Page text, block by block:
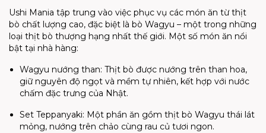
Ushi Mania tập trung vào việc phục vụ các món ăn từ thịt
bò chất lượng cao, đặc biệt là bò Wagyu – một trong những
loại thịt bò thượng hạng nhất thế giới. Một số món ăn nổi
bật tại nhà hàng:
Wagyu nướng than: Thịt bò được nướng trên than hoa,
giữ nguyên độ ngọt và mềm tự nhiên, kết hợp với nước
chấm đặc trưng của Nhật.
Set Teppanyaki: Một phần ăn gồm thịt bò Wagyu thái lát
mỏng, nướng trên chảo cùng rau củ tươi ngon.